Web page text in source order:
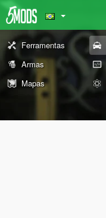
Ferramentas
Armas
Mapas